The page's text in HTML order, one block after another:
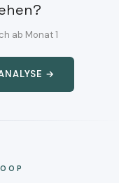
ab Monat 1
→